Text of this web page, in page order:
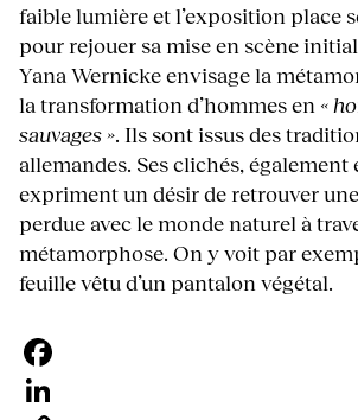
faible lumière et l’exposition place
pour rejouer sa mise en scène
Yana Wernicke envisage la
la transformation d’hommes en «
sauvages ». Ils sont issus des
allemandes. Ses clichés,
expriment un désir de retrouver
perdue avec le monde naturel à
métamorphose. On y voit par
feuille vêtu d’un pantalon végétal.
Facebook